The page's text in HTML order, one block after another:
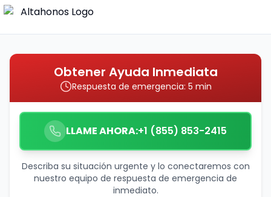
Obtener Ayuda Inmediata
Respuesta de emergencia: 5 min
LLAME AHORA:+1 (855) 853-2415
Describa su situación urgente y lo conectaremos con
nuestro equipo de respuesta de emergencia de
inmediato.